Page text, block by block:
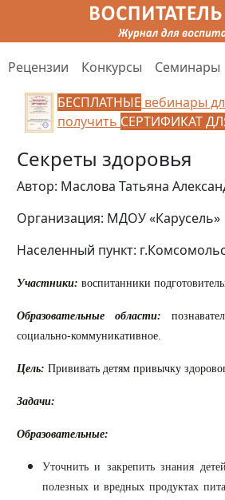
Рецензии Конкурсы Семинары
БЕСПЛАТНЫЕ вебинары
получить СЕРТИФИКАТ
Секреты здоровья
Автор: Маслова Татьяна
Организация: МДОУ «Карусель»
Населенный пункт:
Участники: воспитанники
Образовательные области:
социально-коммуникативное.
Цель: Прививать детям привычку
Задачи:
Образовательные:
Уточнить и закрепить знания
полезных и вредных продуктах